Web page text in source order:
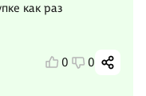
как раз
0 0